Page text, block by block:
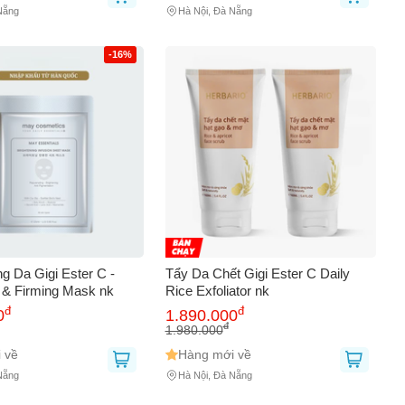
Hà Nội, Đà Nẵng
-16%
Da Gigi Ester C -
Firming Mask nk
đ
về
Tẩy Da Chết Gigi Ester C Daily
Rice Exfoliator nk
1.890.000đ
1.980.000đ
Hàng mới về
Hà Nội, Đà Nẵng